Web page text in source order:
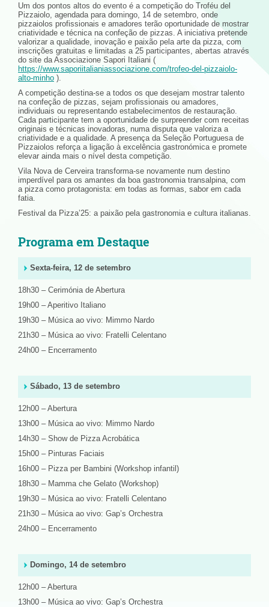
Um dos pontos altos do evento é a competição do Troféu del
Pizzaiolo, agendada para domingo, 14 de setembro, onde
pizzaiolos profissionais e amadores terão oportunidade de mostrar
criatividade e técnica na confeção de pizzas. A iniciativa pretende
valorizar a qualidade, inovação e paixão pela arte da pizza, com
inscrições gratuitas e limitadas a 25 participantes, abertas através
do site da Associazione Sapori Italiani (
https://www.saporiitalianiassociazione.com/trofeo-del-pizzaiolo-
alto-minho ).
A competição destina-se a todos os que desejam mostrar talento
na confeção de pizzas, sejam profissionais ou amadores,
individuais ou representando estabelecimentos de restauração.
Cada participante tem a oportunidade de surpreender com receitas
originais e técnicas inovadoras, numa disputa que valoriza a
criatividade e a qualidade. A presença da Seleção Portuguesa de
Pizzaiolos reforça a ligação à excelência gastronómica e promete
elevar ainda mais o nível desta competição.
Vila Nova de Cerveira transforma-se novamente num destino
imperdível para os amantes da boa gastronomia transalpina, com
a pizza como protagonista: em todas as formas, sabor em cada
fatia.
Festival da Pizza’25: a paixão pela gastronomia e cultura italianas.
Programa em Destaque
Sexta-feira, 12 de setembro
18h30 – Cerimónia de Abertura
19h00 – Aperitivo Italiano
19h30 – Música ao vivo: Mimmo Nardo
21h30 – Música ao vivo: Fratelli Celentano
24h00 – Encerramento
Sábado, 13 de setembro
12h00 – Abertura
13h00 – Música ao vivo: Mimmo Nardo
14h30 – Show de Pizza Acrobática
15h00 – Pinturas Faciais
16h00 – Pizza per Bambini (Workshop infantil)
18h30 – Mamma che Gelato (Workshop)
19h30 – Música ao vivo: Fratelli Celentano
21h30 – Música ao vivo: Gap’s Orchestra
24h00 – Encerramento
Domingo, 14 de setembro
12h00 – Abertura
13h00 – Música ao vivo: Gap’s Orchestra